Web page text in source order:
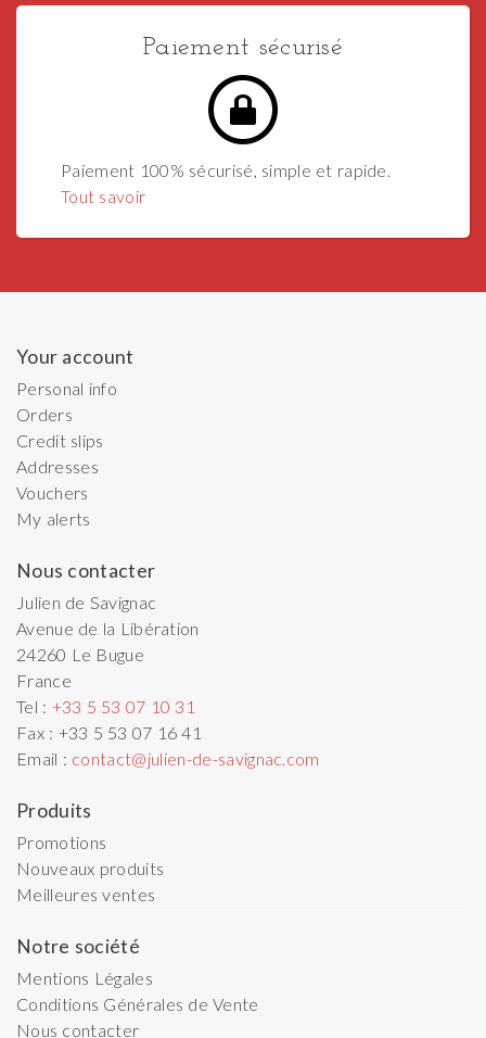
Paiement sécurisé
Paiement 100% sécurisé, simple et rapide.
Tout savoir
Your account
Personal info
Orders
Credit slips
Addresses
Vouchers
My alerts
Nous contacter
Julien de Savignac
Avenue de la Libération
24260 Le Bugue
France
Tel : +33 5 53 07 10 31
Fax : +33 5 53 07 16 41
Email : contact@julien-de-savignac.com
Produits
Promotions
Nouveaux produits
Meilleures ventes
Notre société
Mentions Légales
Conditions Générales de Vente
Nous contacter